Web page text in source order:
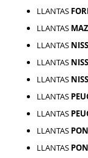
LLANTAS
LLANTAS
LLANTAS
LLANTAS
LLANTAS
LLANTAS
LLANTAS
LLANTAS
LLANTAS